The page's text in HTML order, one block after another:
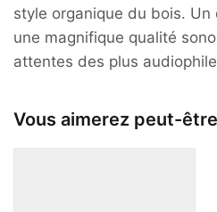
style organique du bois.
une magnifique qualité
attentes des plus
Vous aimerez peut-